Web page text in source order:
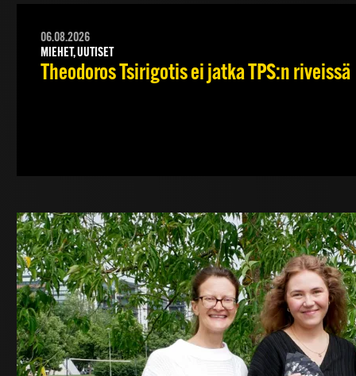
06.08.2026
MIEHET, UUTISET
Theodoros Tsirigotis ei jatka TPS:n riveissä